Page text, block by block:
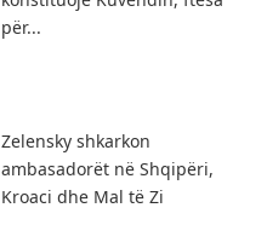
për...
Zelensky shkarkon
ambasadorët në Shqipëri,
Kroaci dhe Mal të Zi